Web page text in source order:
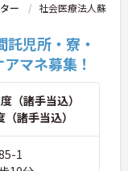
ー
社会医療法人蘇
託児所・寮・
マネ募集！
（諸手当込）
（諸手当込）
1